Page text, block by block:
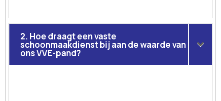
2. Hoe draagt een vaste
schoonmaakdienst bij aan de waarde van
ons VVE-pand?